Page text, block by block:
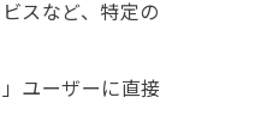
スなど、特定の
ユーザーに直接